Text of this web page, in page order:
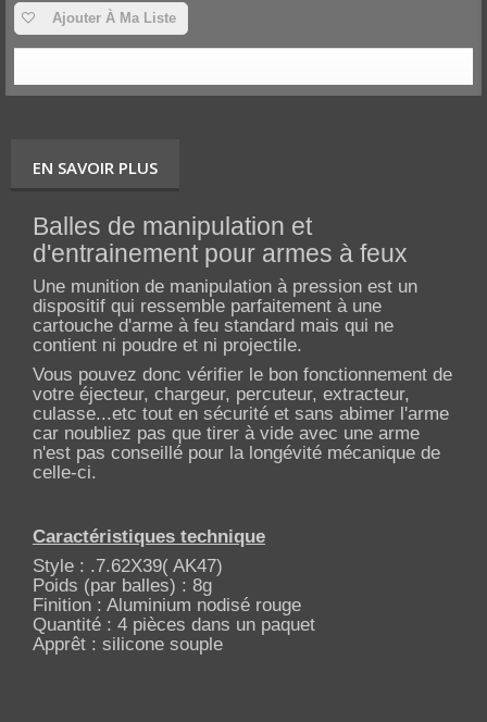
Ajouter À Ma Liste
EN SAVOIR PLUS
Balles de manipulation et
d'entrainement pour armes à feux
Une munition de manipulation à pression est un
dispositif qui ressemble parfaitement à une
cartouche d'arme à feu standard mais qui ne
contient ni poudre et ni projectile.
Vous pouvez donc vérifier le bon fonctionnement de
votre éjecteur, chargeur, percuteur, extracteur,
culasse...etc tout en sécurité et sans abimer l'arme
car noubliez pas que tirer à vide avec une arme
n'est pas conseillé pour la longévité mécanique de
celle-ci.
Caractéristiques technique
Style : .7.62X39( AK47)
Poids (par balles) : 8g
Finition : Aluminium nodisé rouge
Quantité : 4 pièces dans un paquet
Apprêt : silicone souple